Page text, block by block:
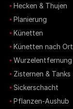
Hecken & Thujen
Planierung
Künetten
Künetten nach Ort
Wurzelentfernung
Zisternen & Tanks
Sickerschacht
Pflanzen-Aushub